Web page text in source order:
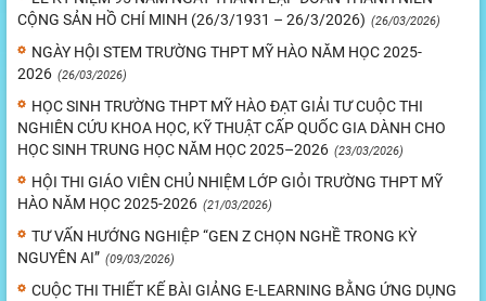
CỘNG SẢN HỒ CHÍ MINH (26/3/1931 – 26/3/2026) (26/03/2026)
NGÀY HỘI STEM TRƯỜNG THPT MỸ HÀO NĂM HỌC 2025-
2026 (26/03/2026)
HỌC SINH TRƯỜNG THPT MỸ HÀO ĐẠT GIẢI TƯ CUỘC THI
NGHIÊN CỨU KHOA HỌC, KỸ THUẬT CẤP QUỐC GIA DÀNH CHO
HỌC SINH TRUNG HỌC NĂM HỌC 2025–2026 (23/03/2026)
HỘI THI GIÁO VIÊN CHỦ NHIỆM LỚP GIỎI TRƯỜNG THPT MỸ
HÀO NĂM HỌC 2025-2026 (21/03/2026)
TƯ VẤN HƯỚNG NGHIỆP “GEN Z CHỌN NGHỀ TRONG KỲ
NGUYÊN AI” (09/03/2026)
CUỘC THI THIẾT KẾ BÀI GIẢNG E-LEARNING BẰNG ỨNG DỤNG